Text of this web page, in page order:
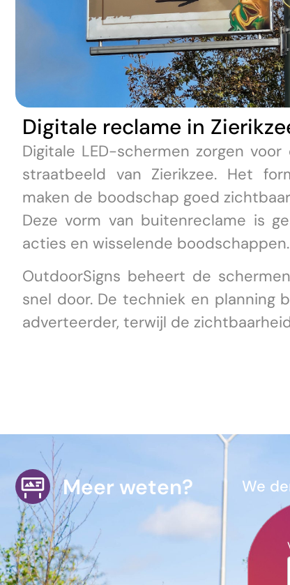
Digitale reclame in
Digitale LED-schermen zorgen
straatbeeld van Zierikzee. Het
maken de boodschap goed
Deze vorm van buitenreclame is
acties en wisselende boodschappen.
OutdoorSigns beheert de
snel door. De techniek en planning
adverteerder, terwijl de
Meer weten? We